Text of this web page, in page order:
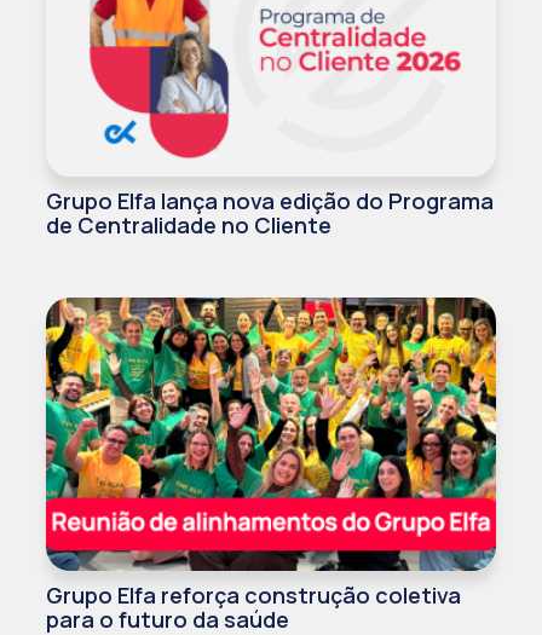
Grupo Elfa lança nova edição do Programa
de Centralidade no Cliente
Grupo Elfa reforça construção coletiva
para o futuro da saúde